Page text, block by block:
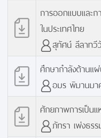
การออกแบบและ
ในประเทศไทย
สุทัศน์ ลีลาทวี
ศึกษากำลังต้านแผ่
อมร พิมานมา
ศักยภาพการเป็นแ
ภัทรา เพ่งธรร